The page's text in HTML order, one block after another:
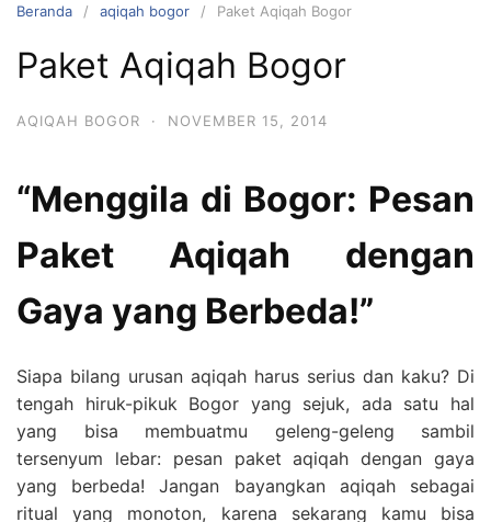
Beranda aqiqah bogor Paket Aqiqah Bogor
Paket Aqiqah Bogor
AQIQAH BOGOR · NOVEMBER 15, 2014
“Menggila di Bogor: Pesan
Paket Aqiqah dengan
Gaya yang Berbeda!”
Siapa bilang urusan aqiqah harus serius dan kaku? Di
tengah hiruk-pikuk Bogor yang sejuk, ada satu hal
yang bisa membuatmu geleng-geleng sambil
tersenyum lebar: pesan paket aqiqah dengan gaya
yang berbeda! Jangan bayangkan aqiqah sebagai
ritual yang monoton, karena sekarang kamu bisa